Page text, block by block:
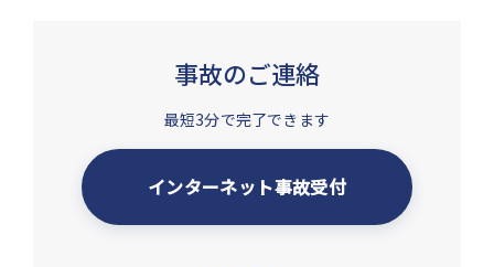
事故のご連絡
最短3分で完了できます
インターネット事故受付